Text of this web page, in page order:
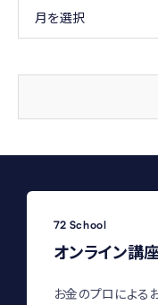
月を選択
72 School
オンライン講
お金のプロによる